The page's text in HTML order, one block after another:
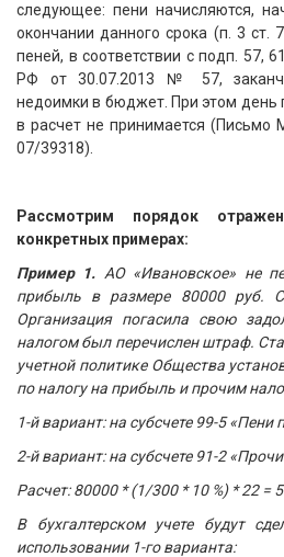
следующее: пени начисляются,
окончании данного срока (п. 3
пеней, в соответствии с подп. 57,
РФ от 30.07.2013 № 57,
недоимки в бюджет. При этом день
в расчет не принимается
07/39318).
Рассмотрим порядок
конкретных примерах:
Пример 1. АО «Ивановское» не
прибыль в размере 80000 руб.
Организация погасила свою
налогом был перечислен штраф.
учетной политике Общества
по налогу на прибыль и прочим
1-й вариант: на субсчете 99-5 «Пени
2-й вариант: на субсчете 91-2
Расчет: 80000 * (1/300 * 10 %) * 22 =
В бухгалтерском учете будут
использовании 1-го варианта: